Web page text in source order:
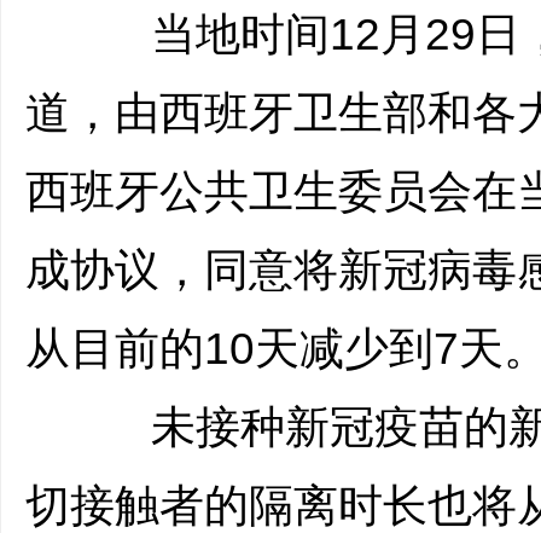
当地时间12月29日
道，由西班牙卫生部和各
西班牙公共卫生委员会在
成协议，同意将新冠病毒
从目前的10天减少到7天
未接种新冠疫苗的
切接触者的隔离时长也将